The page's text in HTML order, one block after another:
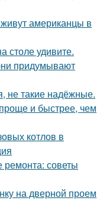
живут американцы в
столе удивите.
придумывают
не такие надёжные.
и быстрее, чем
котлов в
ремонта: советы
на дверной проем